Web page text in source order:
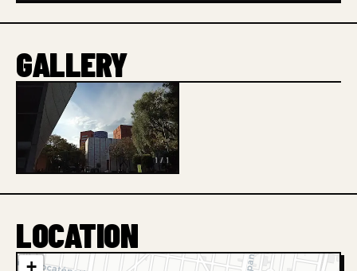
GALLERY
1 / 1
LOCATION
+